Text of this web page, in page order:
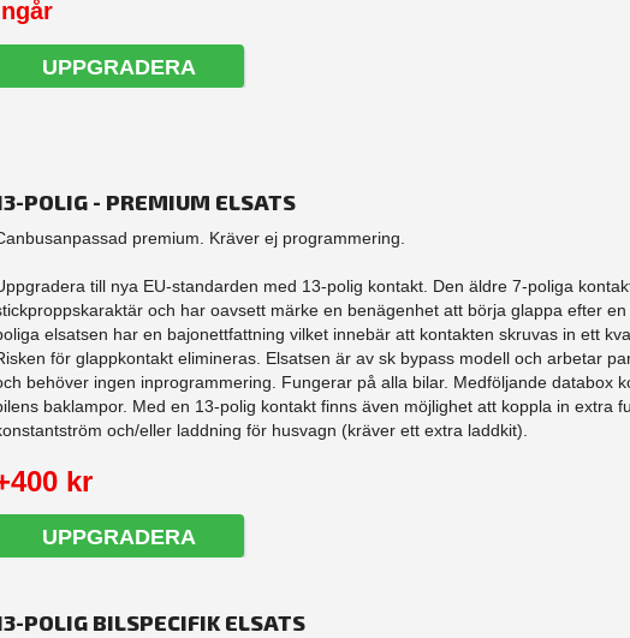
UPPGRADERA
POLIG - PREMIUM ELSATS
premium. Kräver ej programmering.
till nya EU-standarden med 13-polig kontakt. Den äldre 7-poliga
och har oavsett märke en benägenhet att börja glappa efter
elsatsen har en bajonettfattning vilket innebär att kontakten skruvas in ett
för glappkontakt elimineras. Elsatsen är av sk bypass modell och arbetar
behöver ingen inprogrammering. Fungerar på alla bilar. Medföljande databox
baklampor. Med en 13-polig kontakt finns även möjlighet att koppla in extra
och/eller laddning för husvagn (kräver ett extra laddkit).
kr
UPPGRADERA
POLIG BILSPECIFIK ELSATS